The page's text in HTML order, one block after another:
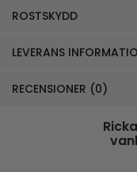
ROSTSKYDD
LEVERANS
RECENSIONER (0)